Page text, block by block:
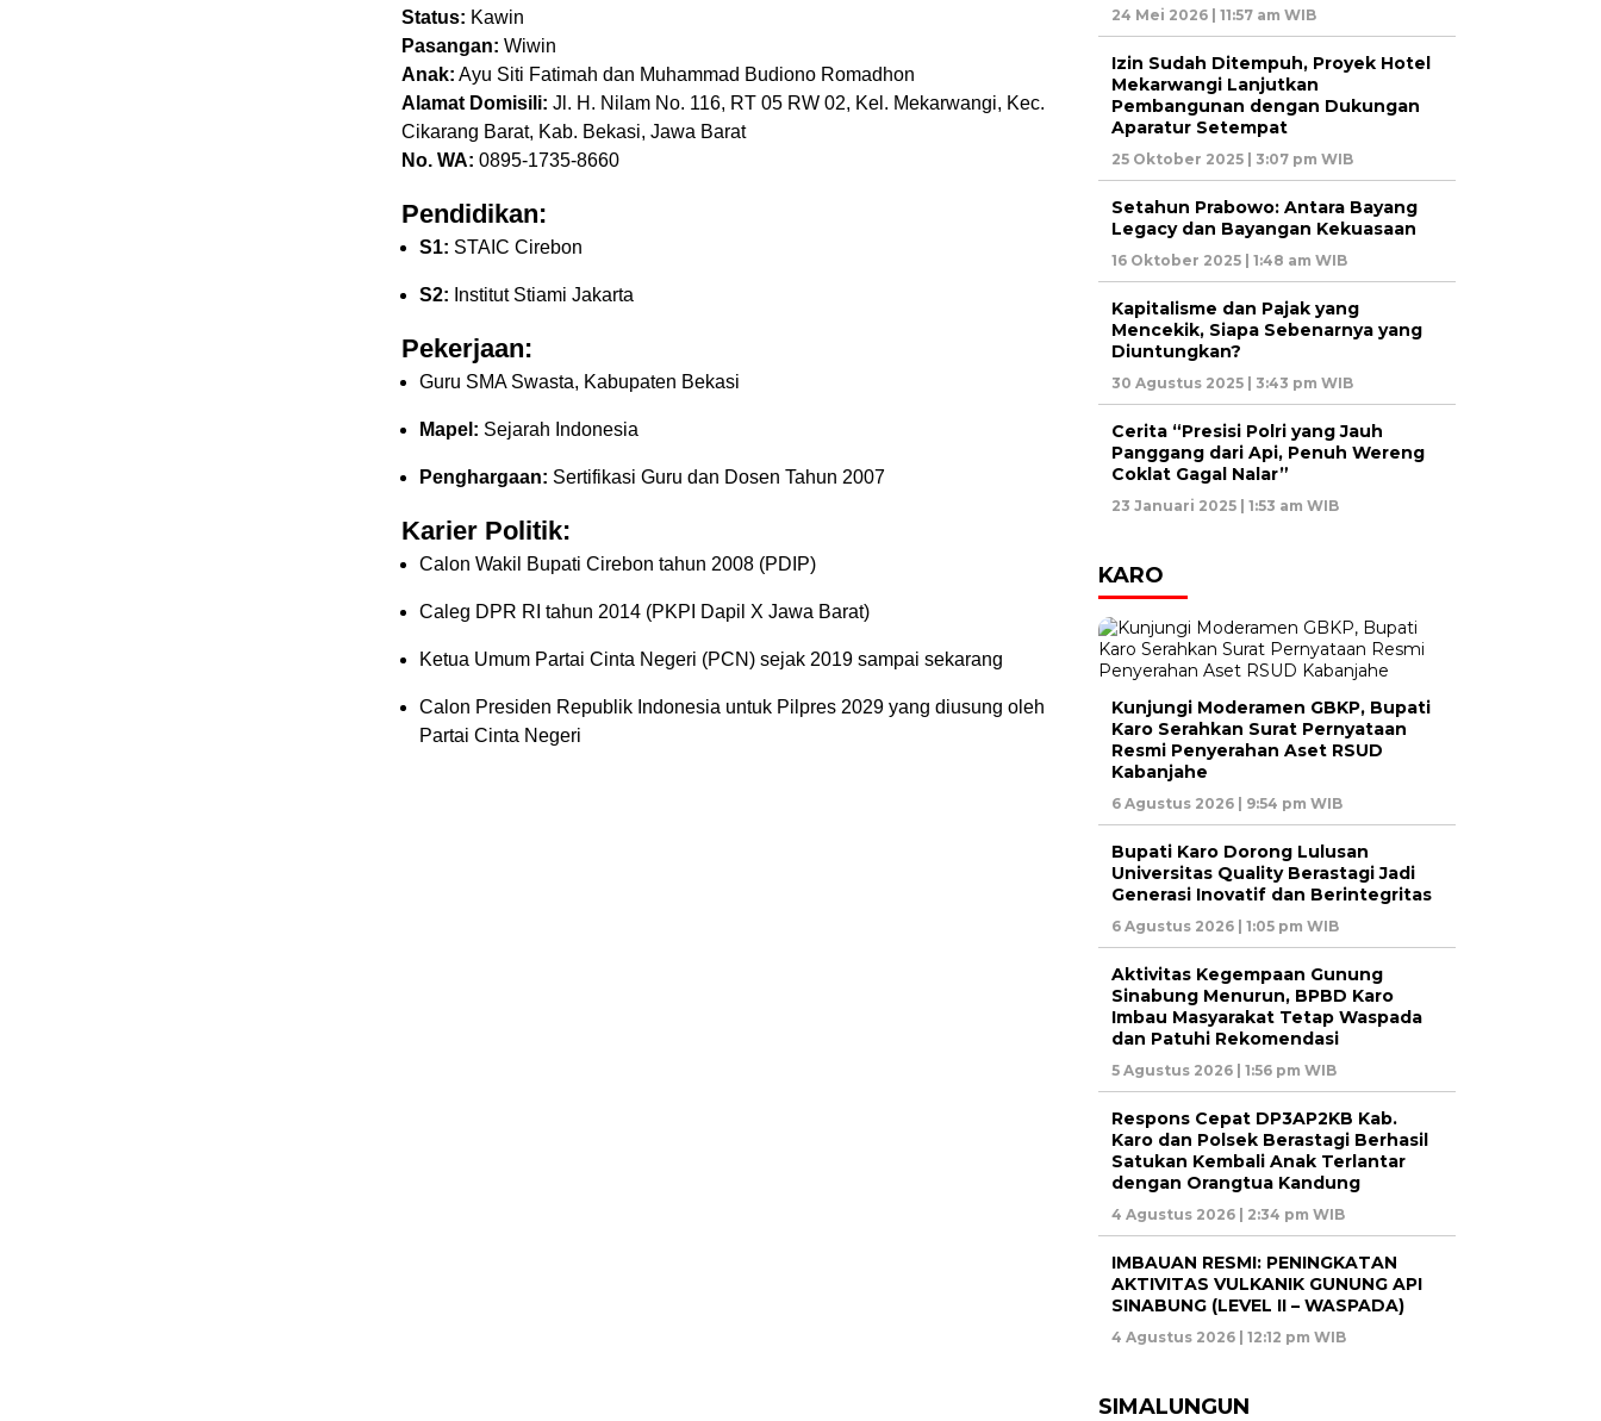
Status: Kawin
Pasangan: Wiwin
Anak: Ayu Siti Fatimah dan Muhammad Budiono Romadhon
Alamat Domisili: Jl. H. Nilam No. 116, RT 05 RW 02, Kel. Mekarwangi, Kec.
Cikarang Barat, Kab. Bekasi, Jawa Barat
No. WA: 0895-1735-8660
Pendidikan:
S1: STAIC Cirebon
S2: Institut Stiami Jakarta
Pekerjaan:
Guru SMA Swasta, Kabupaten Bekasi
Mapel: Sejarah Indonesia
Penghargaan: Sertifikasi Guru dan Dosen Tahun 2007
Karier Politik:
Calon Wakil Bupati Cirebon tahun 2008 (PDIP)
Caleg DPR RI tahun 2014 (PKPI Dapil X Jawa Barat)
Ketua Umum Partai Cinta Negeri (PCN) sejak 2019 sampai sekarang
Calon Presiden Republik Indonesia untuk Pilpres 2029 yang diusung oleh
Partai Cinta Negeri
24 Mei 2026 | 11:57 am WIB
Izin Sudah Ditempuh, Proyek Hotel
Mekarwangi Lanjutkan
Pembangunan dengan Dukungan
Aparatur Setempat
25 Oktober 2025 | 3:07 pm WIB
Setahun Prabowo: Antara Bayang
Legacy dan Bayangan Kekuasaan
16 Oktober 2025 | 1:48 am WIB
Kapitalisme dan Pajak yang
Mencekik, Siapa Sebenarnya yang
Diuntungkan?
30 Agustus 2025 | 3:43 pm WIB
Cerita “Presisi Polri yang Jauh
Panggang dari Api, Penuh Wereng
Coklat Gagal Nalar”
23 Januari 2025 | 1:53 am WIB
KARO
Kunjungi Moderamen GBKP, Bupati
Karo Serahkan Surat Pernyataan
Resmi Penyerahan Aset RSUD
Kabanjahe
6 Agustus 2026 | 9:54 pm WIB
Bupati Karo Dorong Lulusan
Universitas Quality Berastagi Jadi
Generasi Inovatif dan Berintegritas
6 Agustus 2026 | 1:05 pm WIB
Aktivitas Kegempaan Gunung
Sinabung Menurun, BPBD Karo
Imbau Masyarakat Tetap Waspada
dan Patuhi Rekomendasi
5 Agustus 2026 | 1:56 pm WIB
Respons Cepat DP3AP2KB Kab.
Karo dan Polsek Berastagi Berhasil
Satukan Kembali Anak Terlantar
dengan Orangtua Kandung
4 Agustus 2026 | 2:34 pm WIB
IMBAUAN RESMI: PENINGKATAN
AKTIVITAS VULKANIK GUNUNG API
SINABUNG (LEVEL II – WASPADA)
4 Agustus 2026 | 12:12 pm WIB
SIMALUNGUN